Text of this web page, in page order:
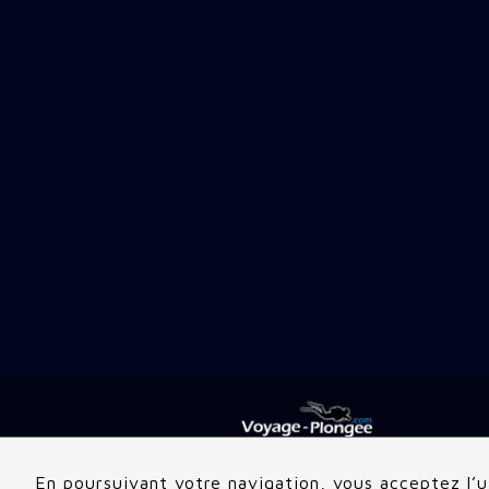
En poursuivant votre navigation, vous acceptez